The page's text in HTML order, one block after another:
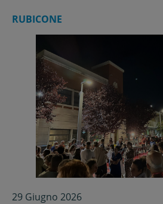
RUBICONE
29 Giugno 2026